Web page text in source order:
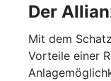
Der
Mit dem
Vorteile einer